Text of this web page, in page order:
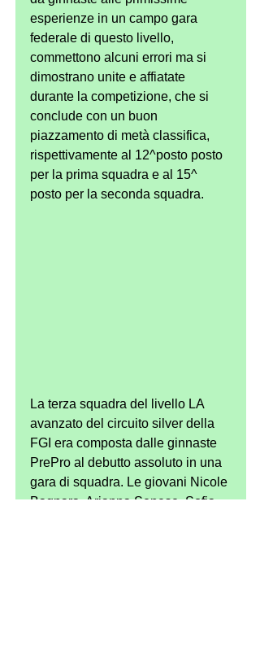
esperienze in un campo gara
federale di questo livello,
commettono alcuni errori ma si
dimostrano unite e affiatate
durante la competizione, che si
conclude con un buon
piazzamento di metà classifica,
rispettivamente al 12^posto posto
per la prima squadra e al 15^
posto per la seconda squadra.
La terza squadra del livello LA
avanzato del circuito silver della
FGI era composta dalle ginnaste
PrePro al debutto assoluto in una
gara di squadra. Le giovani Nicole
Bagnara, Arianna Senese, Sofia